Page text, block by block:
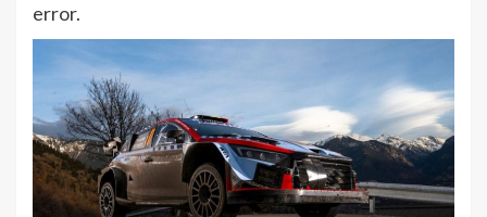
error.